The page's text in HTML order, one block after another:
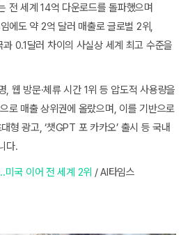
전 세계 14억 다운로드를 돌파했으며
에도 약 2억 달러 매출로 글로벌 2위,
0.1달러 차이의 사실상 세계 최고 수준을
웹 방문·체류 시간 1위 등 압도적 사용량을
로 매출 상위권에 올랐으며, 이를 기반으로
형 광고, ‘챗GPT 포 카카오’ 출시 등 국내
다.
국 이어 전 세계 2위 / AI타임스